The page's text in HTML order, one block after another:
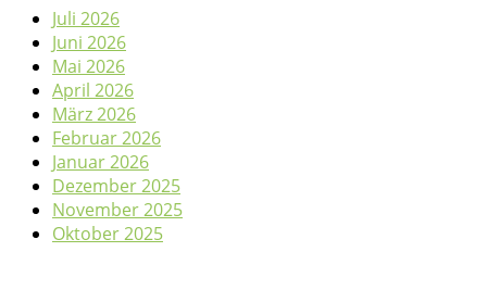
Juli 2026
Juni 2026
Mai 2026
April 2026
März 2026
Februar 2026
Januar 2026
Dezember 2025
November 2025
Oktober 2025